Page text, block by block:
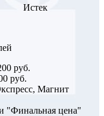
Истек
руб.
руб.
Магнит
"Финальная цена"